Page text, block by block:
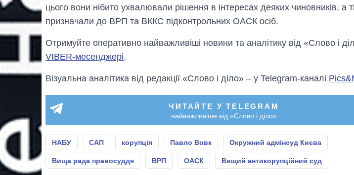
цього вони нібито ухвалювали рішення в інтересах деяких чиновників, а
призначали до ВРП та ВККС підконтрольних ОАСК осіб.
Отримуйте оперативно найважливіші новини та аналітику від «Слово і
VIBER-месенджері.
Візуальна аналітика від редакції «Слово і діло» – у Telegram-каналі
ЧИТАЙТЕ У TELEGRAM
найважливіше від «Слово і діло»
НАБУ САП корупція Павло Вовк Окружний адмінсуд Києва
Вища рада правосуддя ВРП ОАСК Вищий антикорупційний суд